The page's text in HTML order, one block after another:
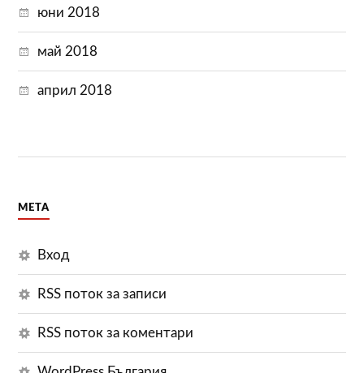
юни 2018
май 2018
април 2018
МЕТА
Вход
RSS поток за записи
RSS поток за коментари